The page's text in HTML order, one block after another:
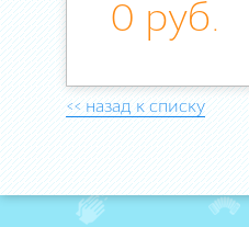
0 руб.
<< назад к списку